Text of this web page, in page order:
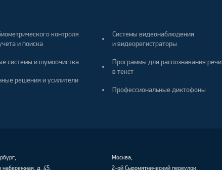
контроля
и поиска
системы и шумоочистка
решения и усилители
Системы видеонаблюдения
и видеорегистраторы
Программы для распознавания речи
в текст
Профессиональные диктофоны
,
набережная, д. 45,
Москва,
2-ой Сыромятнический переулок,